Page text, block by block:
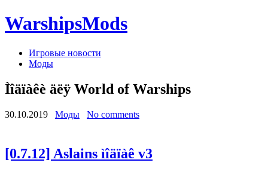
WarshipsMods
Игровые новости
Моды
Ìîäïàêè äëÿ World of Warships
30.10.2019 Моды No comments
[0.7.12] Aslains ìîäïàê v3